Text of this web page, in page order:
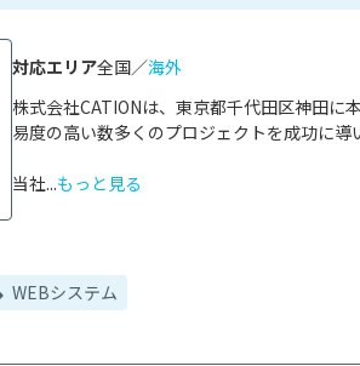
株式会社CATIONは、東京都千代田区神田に
易度の高い数多くのプロジェクトを成功に導
当社...もっと見る
対応エリア全国／海外
WEBシステム